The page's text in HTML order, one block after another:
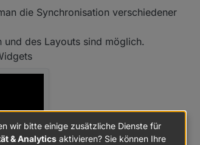
die Synchronisation verschiedener
des Layouts sind möglich.
wir bitte einige zusätzliche Dienste für
& Analytics aktivieren? Sie können Ihre